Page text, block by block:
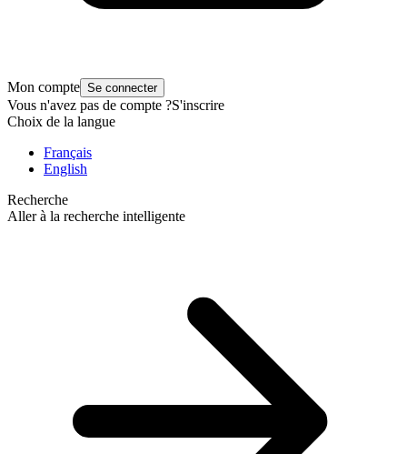
Mon compte Se connecter
Vous n'avez pas de compte ?S'inscrire
Choix de la langue
Français
English
Recherche
Aller à la recherche intelligente